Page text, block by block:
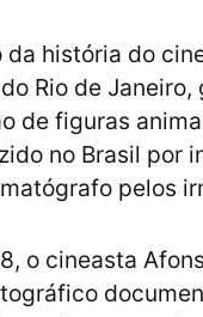
da história do
Rio de
de figuras
no Brasil por
pelos
o cineasta